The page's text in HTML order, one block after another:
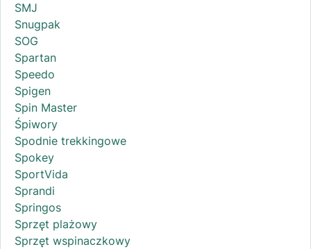
SMJ
Snugpak
SOG
Spartan
Speedo
Spigen
Spin Master
Śpiwory
Spodnie trekkingowe
Spokey
SportVida
Sprandi
Springos
Sprzęt plażowy
Sprzęt wspinaczkowy